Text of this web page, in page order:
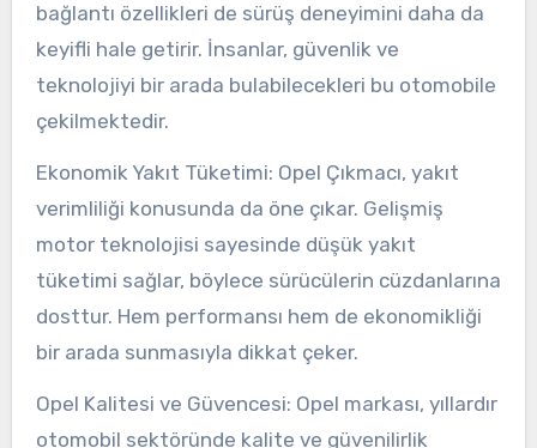
bağlantı özellikleri de sürüş deneyimini daha da
keyifli hale getirir. İnsanlar, güvenlik ve
teknolojiyi bir arada bulabilecekleri bu otomobile
çekilmektedir.
Ekonomik Yakıt Tüketimi: Opel Çıkmacı, yakıt
verimliliği konusunda da öne çıkar. Gelişmiş
motor teknolojisi sayesinde düşük yakıt
tüketimi sağlar, böylece sürücülerin cüzdanlarına
dosttur. Hem performansı hem de ekonomikliği
bir arada sunmasıyla dikkat çeker.
Opel Kalitesi ve Güvencesi: Opel markası, yıllardır
otomobil sektöründe kalite ve güvenilirlik